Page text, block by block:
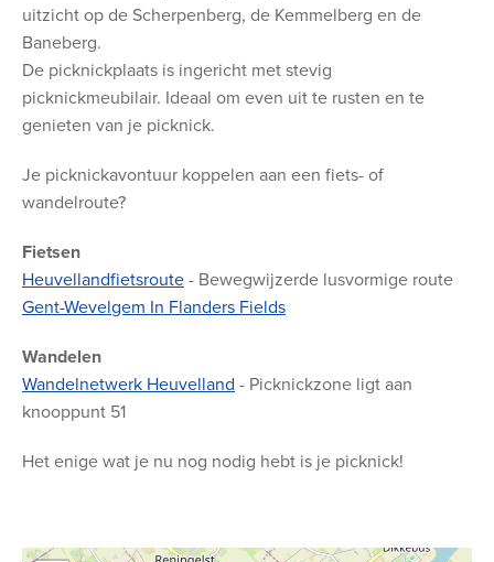
uitzicht op de Scherpenberg, de Kemmelberg en de
Baneberg.
De picknickplaats is ingericht met stevig
picknickmeubilair. Ideaal om even uit te rusten en te
genieten van je picknick.
Je picknickavontuur koppelen aan een fiets- of
wandelroute?
Fietsen
Heuvellandfietsroute - Bewegwijzerde lusvormige route
Gent-Wevelgem In Flanders Fields
Wandelen
Wandelnetwerk Heuvelland - Picknickzone ligt aan
knooppunt 51
Het enige wat je nu nog nodig hebt is je picknick!